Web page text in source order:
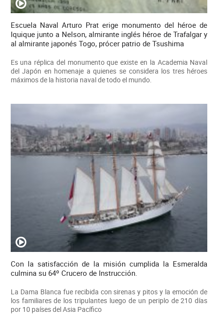
Escuela Naval Arturo Prat erige monumento del héroe de
Iquique junto a Nelson, almirante inglés héroe de Trafalgar y
al almirante japonés Togo, prócer patrio de Tsushima
Es una réplica del monumento que existe en la Academia Naval
del Japón en homenaje a quienes se considera los tres héroes
máximos de la historia naval de todo el mundo.
Con la satisfacción de la misión cumplida la Esmeralda
culmina su 64º Crucero de Instrucción.
La Dama Blanca fue recibida con sirenas y pitos y la emoción de
los familiares de los tripulantes luego de un periplo de 210 días
por 10 países del Asia Pacífico